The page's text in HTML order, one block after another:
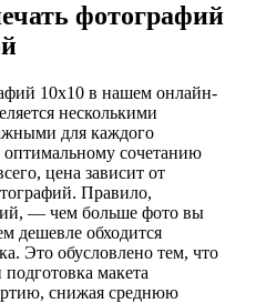
фотографий
10х10 в нашем онлайн-
несколькими
для каждого
оптимальному сочетанию
цена зависит от
Правило,
— чем больше фото вы
дешевле обходится
Это обусловлено тем, что
макета
снижая среднюю